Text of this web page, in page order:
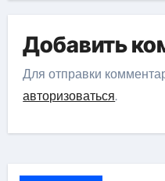
Добавить
Для отправки
авторизоваться.